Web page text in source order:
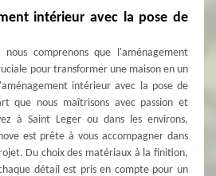
intérieur avec la pose de
comprenons que l'aménagement
pour transformer une maison en un
intérieur avec la pose de
que nous maîtrisons avec passion et
à Saint Leger ou dans les environs,
est prête à vous accompagner dans
Du choix des matériaux à la finition,
détail est pris en compte pour un